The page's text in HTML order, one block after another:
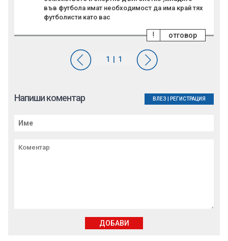
във футбола имат необходимост да има край тях
футболисти като вас
отговор
!
Напиши коментар ВЛЕЗ РЕГИСТРАЦИЯ
ДОБАВИ